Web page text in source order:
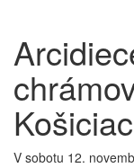
V sobotu 12.